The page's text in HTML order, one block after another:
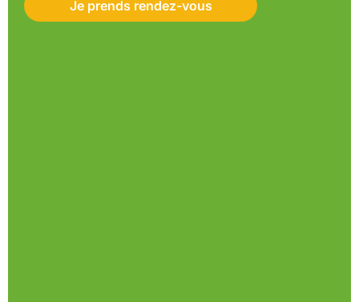
Je prends rendez-vous